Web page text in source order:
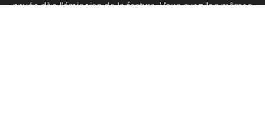
payés dès l’émission de la facture. Vous avez les mêmes